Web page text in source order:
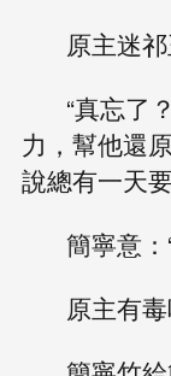
原主迷
“真忘了
力，幫他還
說總有一天
簡寧意：
原主有